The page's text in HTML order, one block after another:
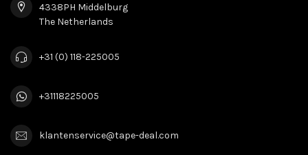
4338PH Middelburg
The Netherlands
+31 (0) 118-225005
+31118225005
klantenservice@tape-deal.com